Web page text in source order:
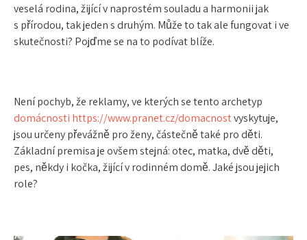
veselá rodina, žijící v naprostém souladu a harmonii jak
s přírodou, tak jeden s druhým. Může to tak ale fungovat i ve
skutečnosti? Pojďme se na to podívat blíže.
Není pochyb, že reklamy, ve kterých se tento archetyp
domácnosti https://www.pranet.cz/domacnostvyskytuje,
jsou určeny převážně pro ženy, částečně také pro děti.
Základní premisa je ovšem stejná: otec, matka, dvě děti,
pes, někdy i kočka, žijící v rodinném domě. Jaké jsou jejich
role?